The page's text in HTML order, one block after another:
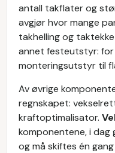
antall takflater og
avgjør hvor mange
takhelling og
annet festeutstyr: for
monteringsutstyr til
Av øvrige
regnskapet:
kraftoptimalisator.
komponentene, i dag
og må skiftes én